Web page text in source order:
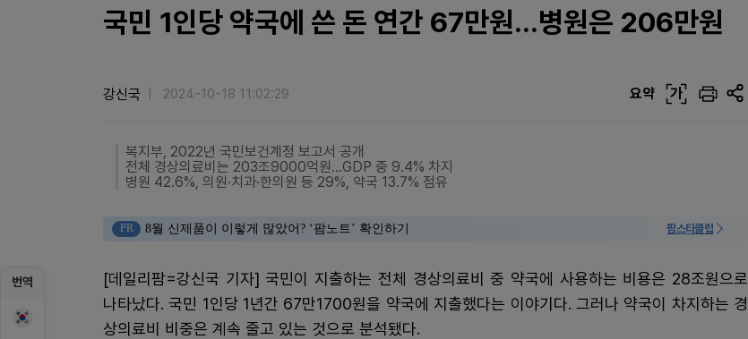
번역
국민 1인당 약국에 쓴 돈 연간 67만원...병원은 206만원
강신국 2024-10-18 11:02:29 요약 가
복지부, 2022년 국민보건계정 보고서 공개
전체 경상의료비는 203조9000억원...GDP 중 9.4% 차지
병원 42.6%, 의원·치과·한의원 등 29%, 약국 13.7% 점유
PR 8월 신제품이 이렇게 많았어? ‘팜노트’ 확인하기 팜스타클럽
[데일리팜=강신국 기자] 국민이 지출하는 전체 경상의료비 중 약국에 사용하는 비용은 28조원으로
나타났다. 국민 1인당 1년간 67만1700원을 약국에 지출했다는 이야기다. 그러나 약국이 차지하는 경
상의료비 비중은 계속 줄고 있는 것으로 분석됐다.